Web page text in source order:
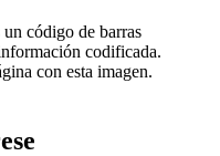
un código de barras
codificada.
con esta imagen.